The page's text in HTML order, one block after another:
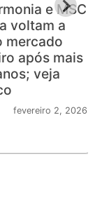
e MSC
voltam a
mercado
após mais
veja
fevereiro 2, 2026